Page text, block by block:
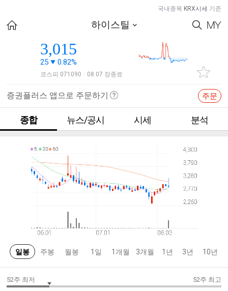
국내종목 KRX시세 기준
하이스틸
3,015
25 0.82%
코스피 071090 08.07 장종료
증권플러스 앱으로 주문하기 주문
종합 뉴스/공시 시세 분석
일봉 주봉 월봉 1일 1개월 3개월 1년 3년 10년
52주 최저 52주 최고